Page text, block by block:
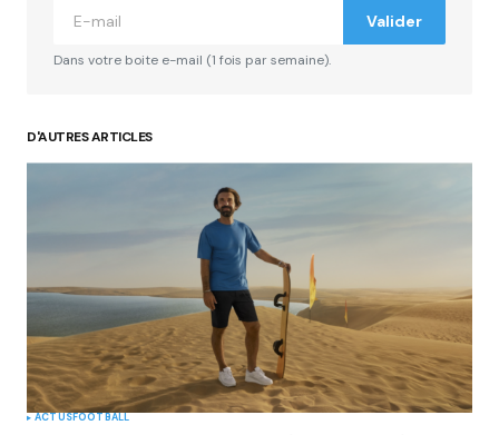
Valider
Dans votre boite e-mail (1 fois par semaine).
D'AUTRES ARTICLES
ACTUSFOOTBALL